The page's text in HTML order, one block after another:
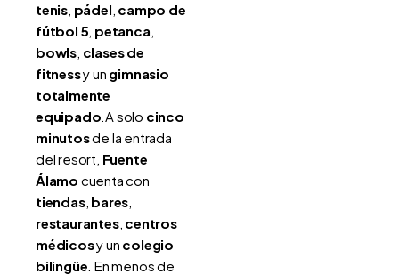
tenis, pádel, campo de
fútbol 5, petanca,
bowls, clases de
fitnessy un gimnasio
totalmente
equipado.A solo cinco
minutosde la entrada
del resort, Fuente
Álamo cuenta con
tiendas, bares,
restaurantes, centros
médicosy un colegio
bilingüe. En menos de